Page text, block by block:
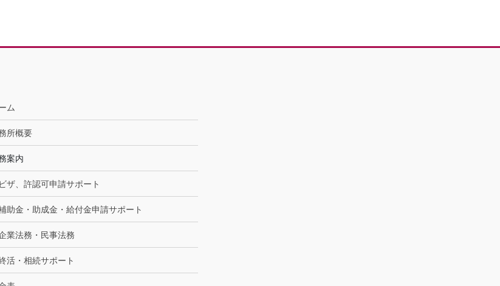
ム
所概要
案内
ビザ、許認可申請サポート
助金・助成金・給付金申請サポート
業法務・民事法務
活・相続サポート